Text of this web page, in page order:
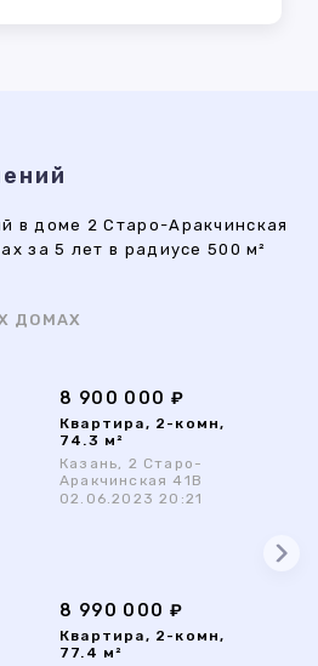
в доме 2 Старо-Аракчинская
за 5 лет в радиусе 500 м²
ДОМАХ
8 900 000 ₽
Квартира, 2-комн,
74.3 м²
Казань, 2 Старо-
Аракчинская 41В
02.06.2023 20:21
8 990 000 ₽
Квартира, 2-комн,
77.4 м²